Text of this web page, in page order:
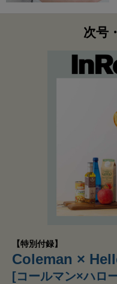
次号
【特別付録】
Coleman ×
[コールマン×ハロ